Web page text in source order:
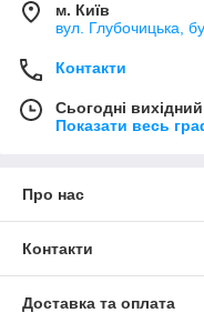
м. Київ
вул. Глубочицька,
Контакти
Сьогодні вихідний
Показати весь
Про нас
Контакти
Доставка та оплата